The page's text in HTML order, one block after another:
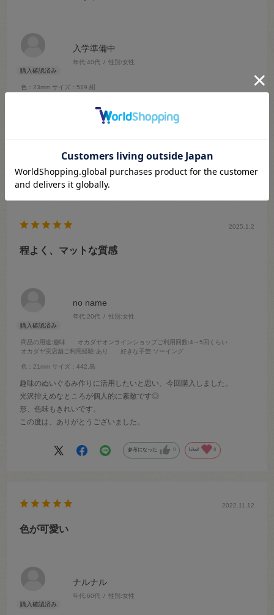
入学準備中
年代:40代 性別:女性
色：23mm サイズ：519.紺
程よくサラサラとしていて子どもでも使いやすい。カラーもたくさん
参考になった 0 Like! 0
no name
年代:20代 性別:女性
商品の用途:趣味 オカダヤオンラインショップご利用回数:4～5回くらい
オカダヤ実店舗ご利用経験:あり 好きな手芸:ソーイング
色：21mm サイズ：442.黒
2025.1.2
程よく、マットな質感
趣味のぬいぐるみ作りに活用したいと思い、今回購入しました。
光沢控えめなところが個人的に素敵です◎
形、色味もきれいです。
この度は、ありがとうございました。
参考になった 0 Like! 0
ナルナル
年代:60代 性別:女性
2022.11.12
色が可愛い